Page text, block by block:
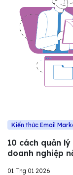
Kiến thức Email
10 cách quản
doanh nghiệp
01 Thg 01 2026